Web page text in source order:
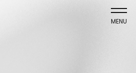
MENU